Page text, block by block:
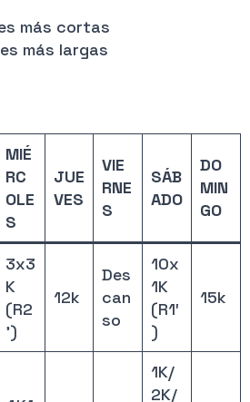
más cortas
más largas
MIÉ
RC
OLE
S
JUE
VES
VIE
RNE
S
SÁB
ADO
DO
MIN
GO
3x3
K
(R2
’)
12k
Des
can
so
10x
1K
(R1′
)
15k
1K/
2K/